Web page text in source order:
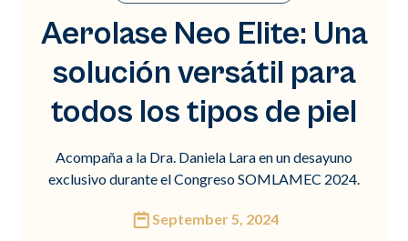
Aerolase Neo Elite: Una
solución versátil para
todos los tipos de piel
Acompaña a la Dra. Daniela Lara en un desayuno
exclusivo durante el Congreso SOMLAMEC 2024.
September 5, 2024